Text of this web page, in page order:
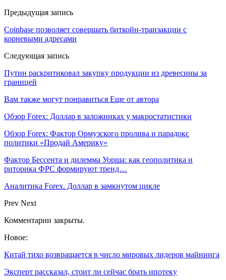
Предыдущая запись
Coinbase позволяет совершать биткойн-транзакции с
корневыми адресами
Следующая запись
Путин раскритиковал закупку продукции из древесины за
границей
Вам также могут понравиться Еще от автора
Обзор Forex: Доллар в заложниках у макростатистики
Обзор Forex: Фактор Ормузского пролива и парадокс
политики «Продай Америку»
Фактор Бессента и дилемма Уорша: как геополитика и
риторика ФРС формируют тренд…
Аналитика Forex. Доллар в замкнутом цикле
Prev Next
Комментарии закрыты.
Новое:
Китай тихо возвращается в число мировых лидеров майнинга
Эксперт рассказал, стоит ли сейчас брать ипотеку